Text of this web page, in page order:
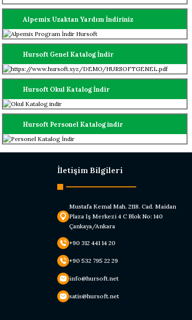
Alpemix Uzaktan Yardım İndiriniz
Hursoft Genel Katalog İndir
Hursoft Okul Katalog İndir
Hursoft Personel Katalog indir
İletişim Bilgileri
Mustafa Kemal Mah. 2118. Cad. Maidan
Plaza Iş Merkezi 4 C Blok No: 140
Çankaya/Ankara
+90 312 441 14 20
+90 532 795 22 29
info@hursoft.net
satis@hursoft.net